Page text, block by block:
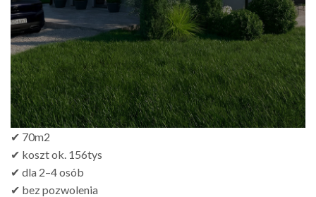
✔ 70m2
✔ koszt ok. 156tys
✔ dla 2–4 osób
✔ bez pozwolenia